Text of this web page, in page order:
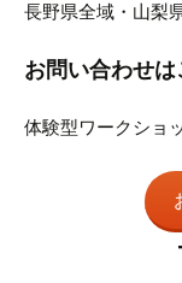
長野県全域・山梨
お問い合わせは
体験型ワークショ